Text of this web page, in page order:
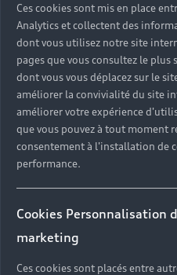
pointe de la
rechargeable
Les véhicules hybrides
hybrid sont dotés de
différents modes de
prédictive permettent à
environnement et d’ainsi
Ces cookies sont mis en place
Analytics et collectent des
dont vous utilisez notre site
pages que vous consultez le plus
dont vous vous déplacez sur le
améliorer la convivialité du site
améliorer votre expérience
que vous pouvez à tout moment
consentement à l'installation de
performance.
Cookies Personnalisation
marketing
Ces cookies sont placés entre